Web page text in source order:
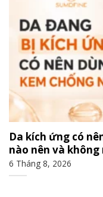
Da kích ứng có
nào nên và không
6 Tháng 8, 2026